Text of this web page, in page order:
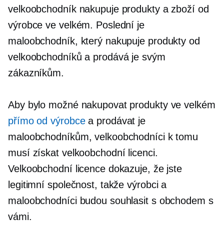
velkoobchodník nakupuje produkty a zboží od
výrobce ve velkém. Poslední je
maloobchodník, který nakupuje produkty od
velkoobchodníků a prodává je svým
zákazníkům.
Aby bylo možné nakupovat produkty ve velkém
přímo od výrobcea prodávat je
maloobchodníkům, velkoobchodníci k tomu
musí získat velkoobchodní licenci.
Velkoobchodní licence dokazuje, že jste
legitimní společnost, takže výrobci a
maloobchodníci budou souhlasit s obchodem s
vámi.